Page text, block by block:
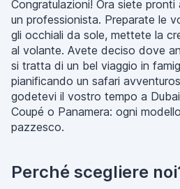
Congratulazioni! Ora siete
un professionista. Preparate le
gli occhiali da sole, mettete la
al volante. Avete deciso dove
si tratta di un bel viaggio in
pianificando un safari
godetevi il vostro tempo a
Coupé o Panamera: ogni
pazzesco.
Perché scegliere